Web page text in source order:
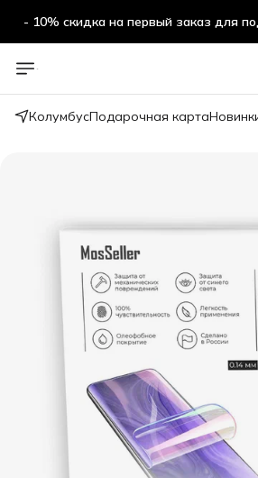
- 10% скидка на первый заказ для
КолумбусПодарочная карта